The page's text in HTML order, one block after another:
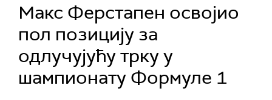
Макс Ферстапен освојио
пол позицију за
одлучујућу трку у
шампионату Формуле 1